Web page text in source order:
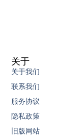
关于
关于我们
联系我们
服务协议
隐私政策
旧版网站